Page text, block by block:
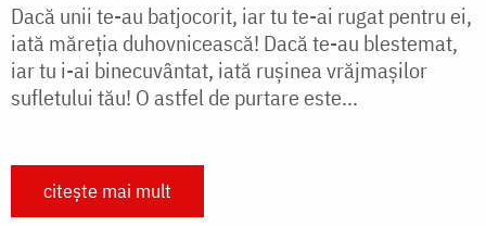
Dacă unii te-au batjocorit, iar tu te-ai rugat pentru ei,
iată măreția duhovnicească! Dacă te-au blestemat,
iar tu i-ai binecuvântat, iată rușinea vrăjmașilor
sufletului tău! O astfel de purtare este...
citește mai mult